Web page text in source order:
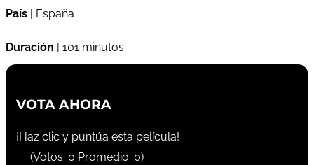
País | España
Duración | 101 minutos
VOTA AHORA
¡Haz clic y puntúa esta película!
(Votos: 0 Promedio: 0)